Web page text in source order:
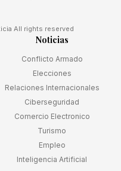
All rights reserved
Noticias
Conflicto Armado
Elecciones
Relaciones Internacionales
Ciberseguridad
Comercio Electronico
Turismo
Empleo
Inteligencia Artificial